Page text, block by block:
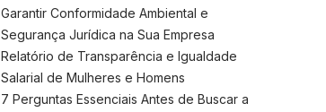
Garantir Conformidade Ambiental e
Segurança Jurídica na Sua Empresa
Relatório de Transparência e Igualdade
Salarial de Mulheres e Homens
7 Perguntas Essenciais Antes de Buscar a